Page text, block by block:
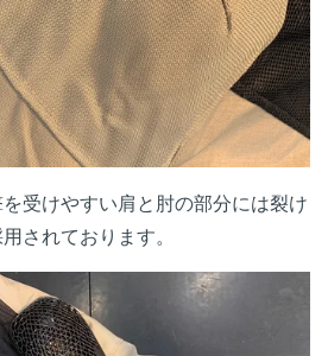
受けやすい肩と肘の部分には裂け
されております。